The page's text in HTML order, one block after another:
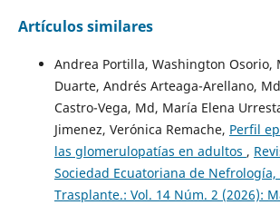
Artículos similares
Andrea Portilla, Washington Osorio,
Duarte, Andrés Arteaga-Arellano,
Castro-Vega, Md, María Elena
Jimenez, Verónica Remache, Perfil
las glomerulopatías en adultos ,
Sociedad Ecuatoriana de Nefrología,
Trasplante.: Vol. 14 Núm. 2 (2026):